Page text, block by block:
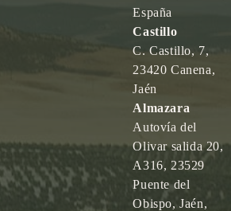
España
Castillo
C. Castillo, 7,
23420 Canena,
Jaén
Almazara
Autovía del
Olivar salida 20,
A316, 23529
Puente del
Obispo, Jaén,